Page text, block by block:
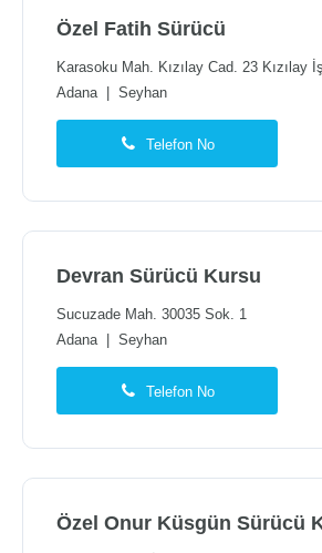
Özel Fatih Sürücü
Karasoku Mah. Kızılay Cad. 23 Kızılay
Adana| Seyhan
Telefon No
Devran Sürücü Kursu
Sucuzade Mah. 30035 Sok. 1
Adana| Seyhan
Telefon No
Özel Onur Küsgün Sürücü